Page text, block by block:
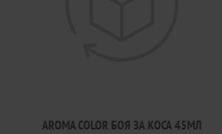
AROMA COLOR БОЯ ЗА КОСА 45МЛ